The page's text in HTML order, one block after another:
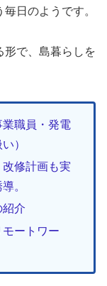
日のようです。
形で、島暮らしを
職員・発電
）
修計画も実
。
介
ートワー